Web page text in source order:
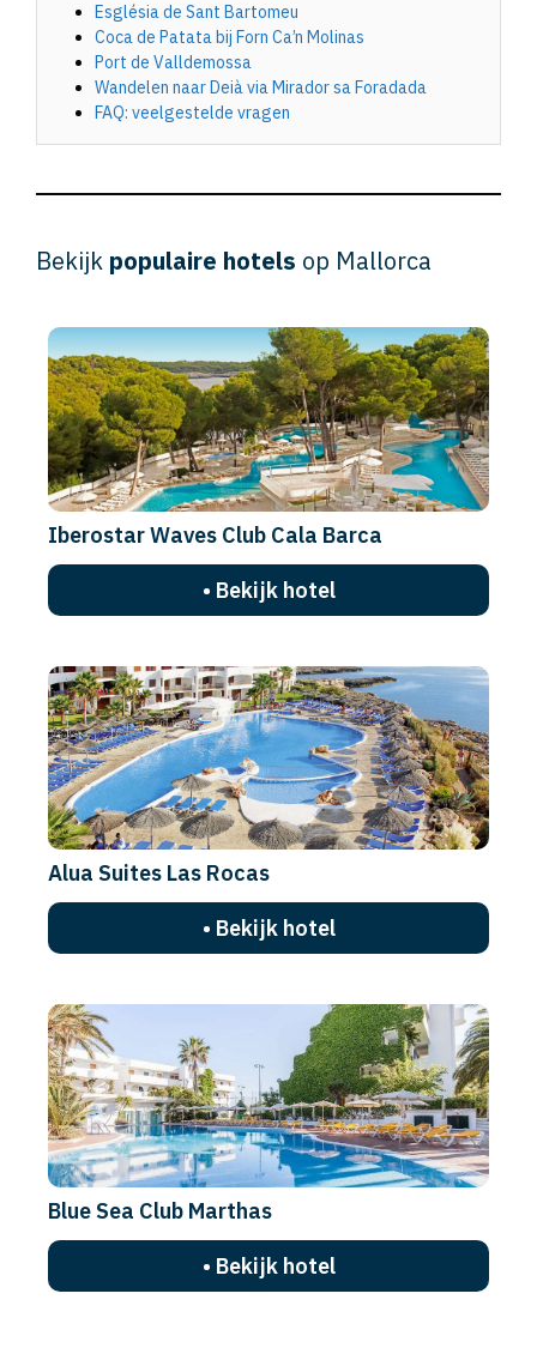
Església de Sant Bartomeu
Coca de Patata bij Forn Ca’n Molinas
Port de Valldemossa
Wandelen naar Deià via Mirador sa Foradada
FAQ: veelgestelde vragen
Bekijk populaire hotels op Mallorca
Iberostar Waves Club Cala Barca
• Bekijk hotel
Alua Suites Las Rocas
• Bekijk hotel
Blue Sea Club Marthas
• Bekijk hotel